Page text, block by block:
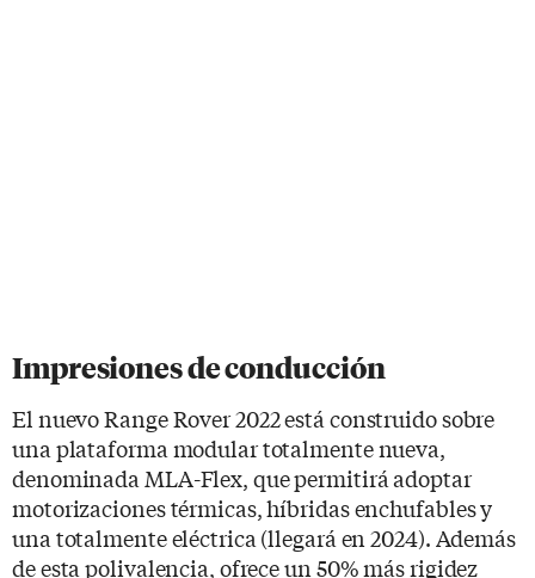
Impresiones de conducción
El nuevo Range Rover 2022 está construido sobre
una plataforma modular totalmente nueva,
denominada MLA-Flex, que permitirá adoptar
motorizaciones térmicas, híbridas enchufables y
una totalmente eléctrica (llegará en 2024). Además
de esta polivalencia, ofrece un 50% más rigidez